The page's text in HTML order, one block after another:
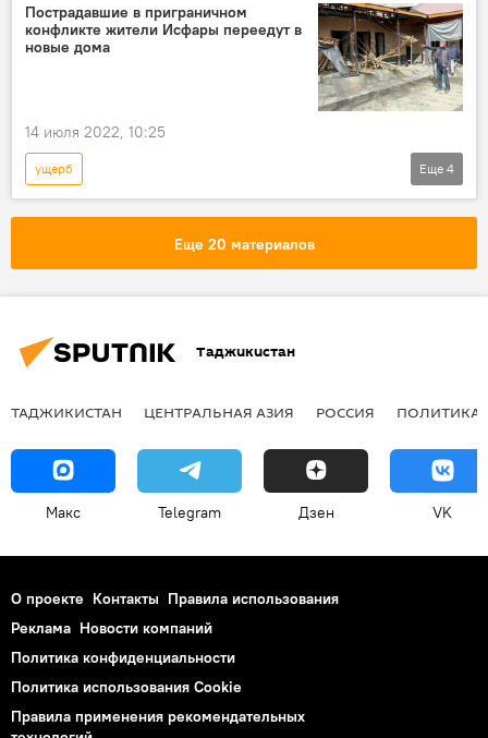
Пострадавшие в приграничном
конфликте жители Исфары переедут в
новые дома
14 июля 2022, 10:25
ущерб
Таджикско-кыргызская граница: последние новости
конфликт
Еще 4
Еще 20 материалов
Таджикистан
ТАДЖИКИСТАН ЦЕНТРАЛЬНАЯ АЗИЯ РОССИЯ ПОЛИТИКА
Макс Telegram Дзен VK
О проекте Контакты Правила использования
Реклама Новости компаний
Политика конфиденциальности
Политика использования Cookie
Правила применения рекомендательных